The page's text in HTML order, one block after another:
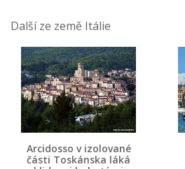
Další ze země Itálie
Arcidosso v izolované
části Toskánska láká